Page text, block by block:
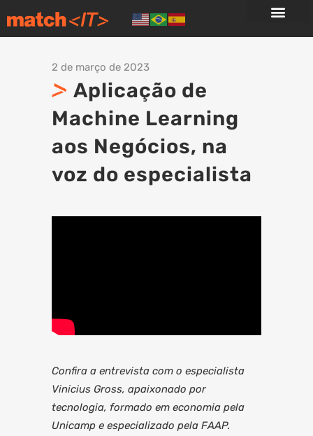
2 de março de 2023
Aplicação de
Machine Learning
aos Negócios, na
voz do especialista
Confira a entrevista com o especialista
Vinicius Gross, apaixonado por
tecnologia, formado em economia pela
Unicamp e especializado pela FAAP.